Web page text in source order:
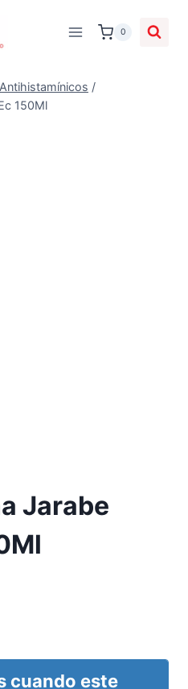
0
Antihistamínicos /
150Ml
Jarabe
cuando este